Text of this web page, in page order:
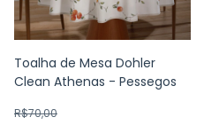
Toalha de Mesa Dohler
Clean Athenas - Pessegos
R$70,00